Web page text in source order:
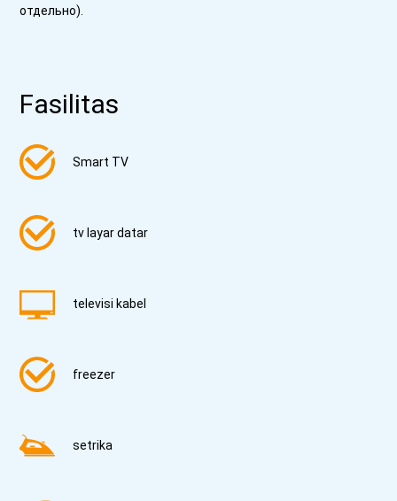
отдельно).
Fasilitas
Smart TV
tv layar datar
televisi kabel
freezer
setrika